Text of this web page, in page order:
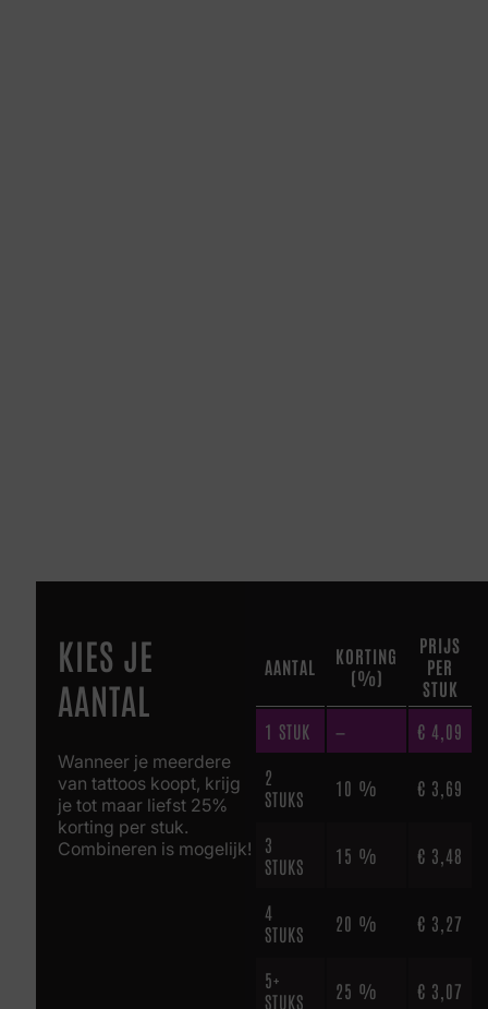
KIES JE
AANTAL
Wanneer je meerdere
van tattoos koopt, krijg
je tot maar liefst 25%
korting per stuk.
Combineren is mogelijk!
AANTAL
KORTING
(%)
PRIJS
PER
STUK
1 STUK — € 4,09
2
STUKS
10 % € 3,69
3
STUKS
15 % € 3,48
4
STUKS
20 % € 3,27
5+
STUKS
25 % € 3,07